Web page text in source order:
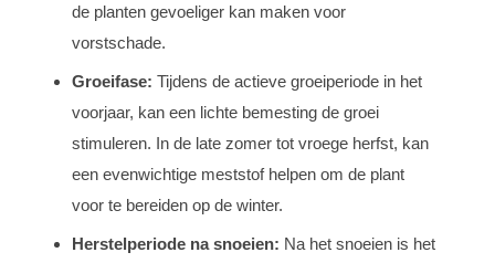
de planten gevoeliger kan maken voor
vorstschade.
Groeifase: Tijdens de actieve groeiperiode in het
voorjaar, kan een lichte bemesting de groei
stimuleren. In de late zomer tot vroege herfst, kan
een evenwichtige meststof helpen om de plant
voor te bereiden op de winter.
Herstelperiode na snoeien: Na het snoeien is het